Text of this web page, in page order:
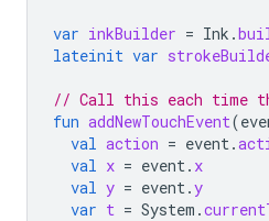
var inkBuilder = Ink .
lateinit var
// Call this each time
fun addNewTouchEvent(
val action = event.
val x = event. x
val y = event.y
var t = System .